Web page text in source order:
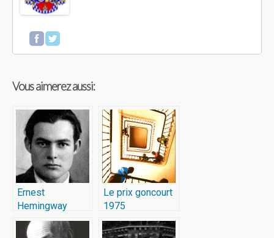
Vous aimerez aussi:
Ernest
Hemingway
Le prix goncourt
1975